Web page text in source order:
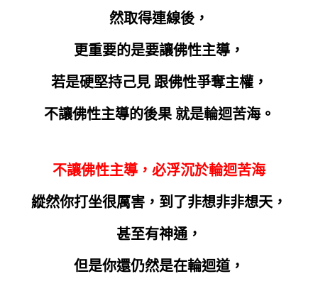
然取得連線後，
更重要的是要讓佛性主導，
若是硬堅持己見 跟佛性爭奪主權，
不讓佛性主導的後果 就是輪迴苦海。
不讓佛性主導，必浮沉於輪迴苦海
縱然你打坐很厲害，到了非想非非想天，
甚至有神通，
但是你還仍然是在輪迴道，